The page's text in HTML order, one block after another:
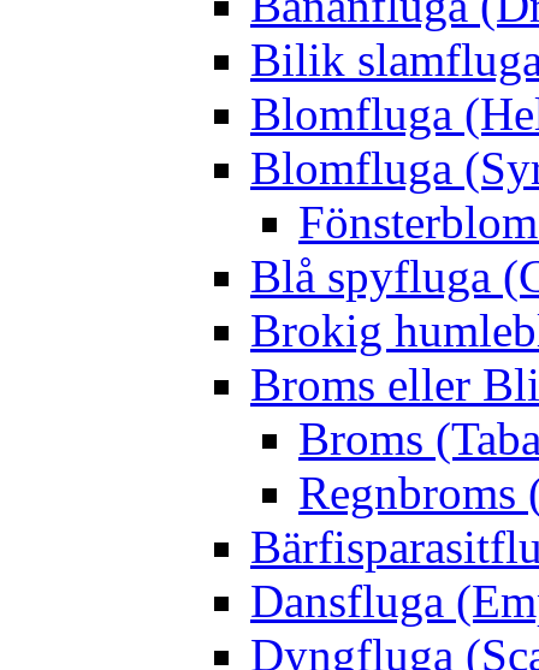
Bilik
Blomfluga
Blomfluga
Blå spyfluga
Brokig
Broms eller
Broms
Regnbroms
Dansfluga
Dyngfluga